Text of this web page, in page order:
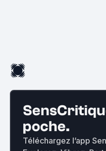
poche.
Téléchargez l’app